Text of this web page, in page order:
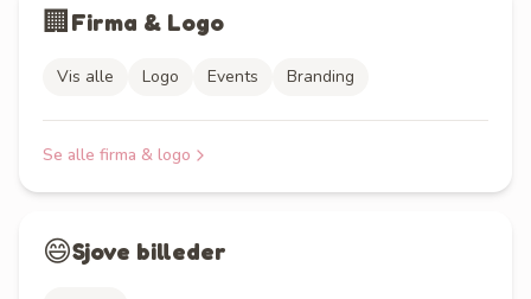
🏢Firma & Logo
Vis alle Logo Events Branding
Se alle firma & logo
😄Sjove billeder